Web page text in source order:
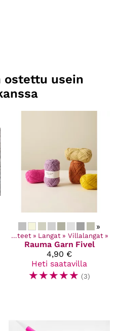
ostettu usein
»
Kaikki tuotteet ‪» Langat ‪» Villalangat ‪»
Rauma Garn Fivel
4,90 €
Heti saatavilla
☆☆☆☆☆ (3)